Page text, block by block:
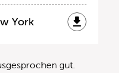
York
gut.